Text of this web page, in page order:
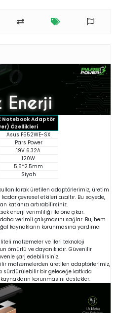
Notebook Adaptör
Özellikleri
Asus F552WE-SX
Pars Power
19V 6.32A
120W
5.5*2.5mm
Siyah
üretilen adaptörlerimiz, üretim
çevresel etkileri azaltır. Bu sayede,
katkınızı artırabilirsiniz.
enerji verimliliği ile öne çıkar.
verimli çalışmasını sağlar. Bu, hem
kaynakların korunmasına yardımcı
malzemeler ve ileri teknoloji
ömürlü ve dayanıklıdır. Güvenilir
şarj edebilirsiniz.
malzemelerden üretilen adaptörlerimiz,
sürdürülebilir bir geleceğe katkıda
korunmasını destekler.